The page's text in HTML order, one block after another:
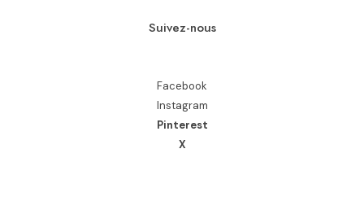
Suivez-nous
Facebook
Instagram
Pinterest
X